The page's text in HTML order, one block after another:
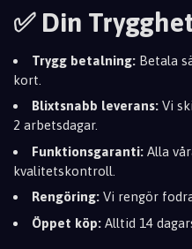
✅ Din
Trygg betalning: Betala
kort.
Blixtsnabb leverans: Vi
2 arbetsdagar.
Funktionsgaranti: Alla
kvalitetskontroll.
Rengöring: Vi rengör
Öppet köp: Alltid 14